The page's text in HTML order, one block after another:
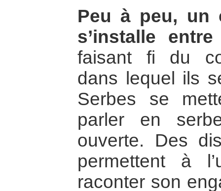
Peu à peu, un
s’installe
faisant fi du
dans lequel ils
Serbes se
parler en
ouverte. Des
permettent à
raconter son